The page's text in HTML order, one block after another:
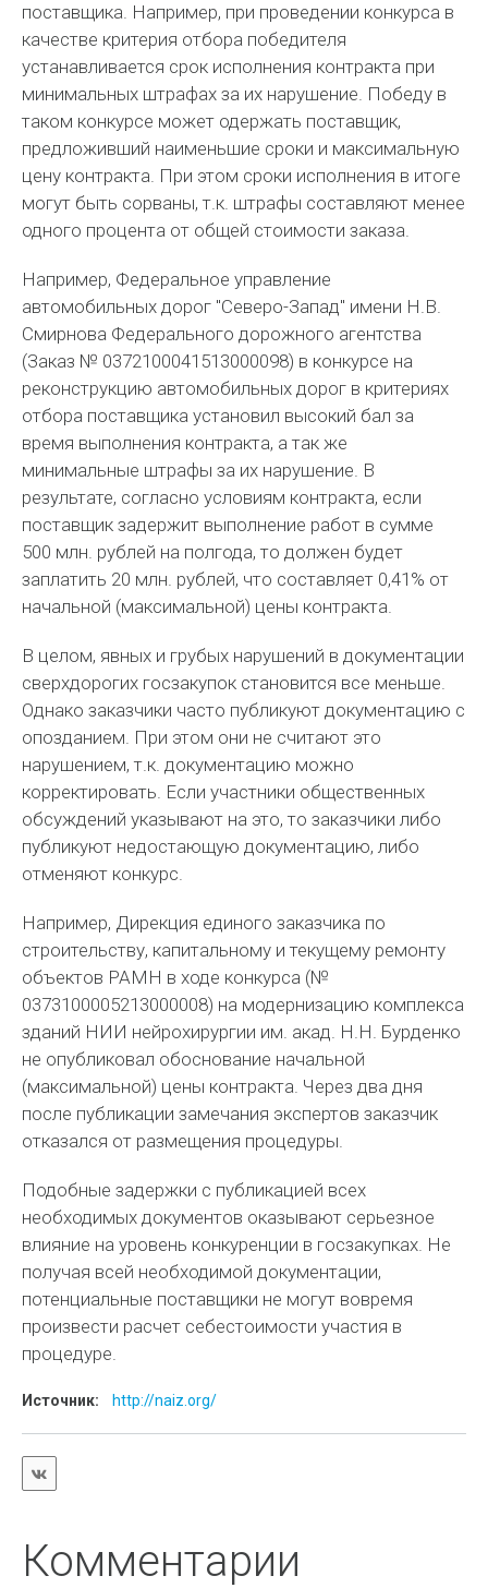
поставщика. Например, при проведении конкурса в
качестве критерия отбора победителя
устанавливается срок исполнения контракта при
минимальных штрафах за их нарушение. Победу в
таком конкурсе может одержать поставщик,
предложивший наименьшие сроки и максимальную
цену контракта. При этом сроки исполнения в итоге
могут быть сорваны, т.к. штрафы составляют менее
одного процента от общей стоимости заказа.
Например, Федеральное управление
автомобильных дорог "Северо-Запад" имени Н.В.
Смирнова Федерального дорожного агентства
(Заказ № 0372100041513000098) в конкурсе на
реконструкцию автомобильных дорог в критериях
отбора поставщика установил высокий бал за
время выполнения контракта, а так же
минимальные штрафы за их нарушение. В
результате, согласно условиям контракта, если
поставщик задержит выполнение работ в сумме
500 млн. рублей на полгода, то должен будет
заплатить 20 млн. рублей, что составляет 0,41% от
начальной (максимальной) цены контракта.
В целом, явных и грубых нарушений в документации
сверхдорогих госзакупок становится все меньше.
Однако заказчики часто публикуют документацию с
опозданием. При этом они не считают это
нарушением, т.к. документацию можно
корректировать. Если участники общественных
обсуждений указывают на это, то заказчики либо
публикуют недостающую документацию, либо
отменяют конкурс.
Например, Дирекция единого заказчика по
строительству, капитальному и текущему ремонту
объектов РАМН в ходе конкурса (№
0373100005213000008) на модернизацию комплекса
зданий НИИ нейрохирургии им. акад. Н.Н. Бурденко
не опубликовал обоснование начальной
(максимальной) цены контракта. Через два дня
после публикации замечания экспертов заказчик
отказался от размещения процедуры.
Подобные задержки с публикацией всех
необходимых документов оказывают серьезное
влияние на уровень конкуренции в госзакупках. Не
получая всей необходимой документации,
потенциальные поставщики не могут вовремя
произвести расчет себестоимости участия в
процедуре.
Источник: http://naiz.org/
Комментарии